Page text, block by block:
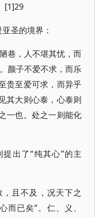
[1]29
圣的境界：
巷，人不堪其忧，而
颜子不爱不求，而乐
贵至爱可求，而异乎
其大则心泰，心泰则
一也。处之一则能化
出了“纯其心”的主
且不及，况天下之
而已矣”。仁、义、